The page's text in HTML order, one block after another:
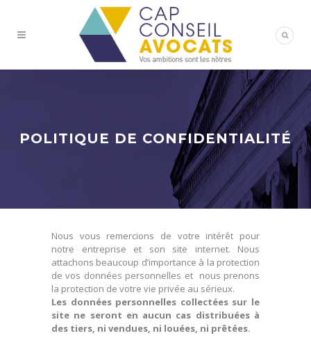
POLITIQUE DE CONFIDENTIALITÉ
Nous vous remercions de votre intérêt pour
notre entreprise et son site internet. Nous
attachons beaucoup d’importance à la protection
de vos données personnelles et nous prenons
la protection de votre vie privée au sérieux.
Les données personnelles collectées sur le
site ne seront en aucun cas distribuées à
des tiers, ni vendues, ni louées, ni prêtées.